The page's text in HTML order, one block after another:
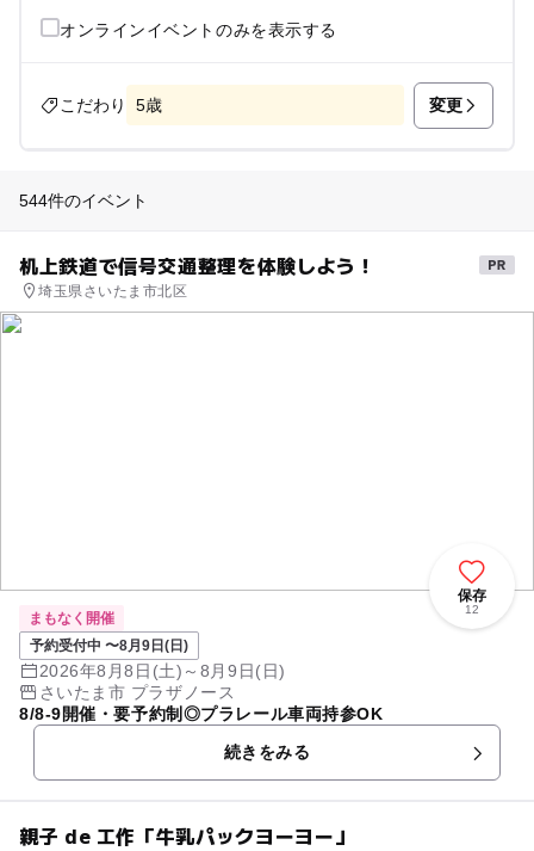
オンラインイベントのみを表示する
こだわり 5歳 変更
544件のイベント
机上鉄道で信号交通整理を体験しよう！
埼玉県さいたま市北区
保存
12
まもなく開催
予約受付中 〜8月9日(日)
2026年8月8日(土)～8月9日(日)
さいたま市 プラザノース
8/8-9開催・要予約制◎プラレール車両持参OK
続きをみる
親子 de 工作「牛乳パックヨーヨー」